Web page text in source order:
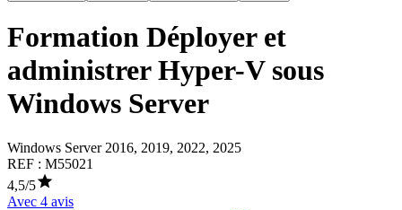
Formation Déployer et
administrer Hyper-V sous
Windows Server
Windows Server 2016, 2019, 2022, 2025
REF : M55021
4,5/5
Avec 4 avis